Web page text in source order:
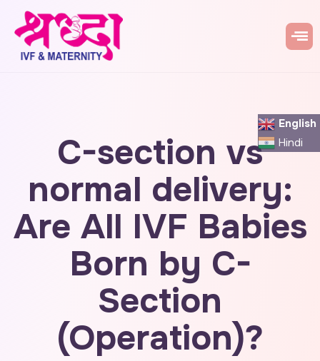
C-section vs
normal delivery:
Are All IVF Babies
Born by C-
Section
(Operation)?
English
Hindi